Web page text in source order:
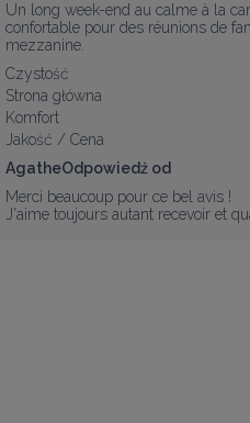
Un long week-end au calme à la
confortable pour des réunions de
mezzanine.
Czystość
Strona główna
Komfort
Jakość / Cena
AgatheOdpowiedź od
Merci beaucoup pour ce bel avis !
J'aime toujours autant recevoir et